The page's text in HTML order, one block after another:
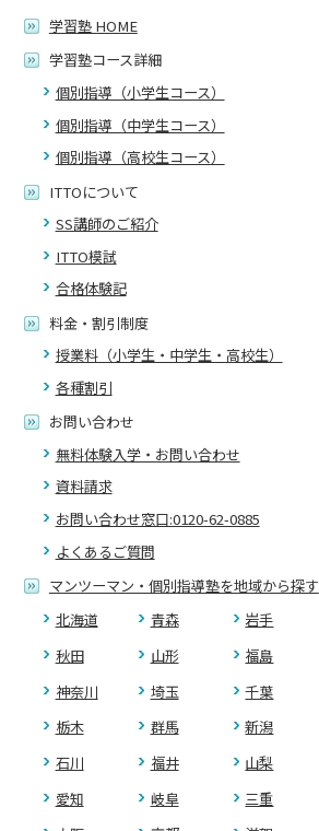
学習塾 HOME
学習塾コース詳細
個別指導（小学生コース）
個別指導（中学生コース）
個別指導（高校生コース）
ITTOについて
SS講師のご紹介
ITTO模試
合格体験記
料金・割引制度
授業料（小学生・中学生・高校生）
各種割引
お問い合わせ
無料体験入学・お問い合わせ
資料請求
お問い合わせ窓口:0120-62-0885
よくあるご質問
マンツーマン・個別指導塾を地域から探す
北海道
青森 岩手
秋田
山形 福島
神奈川
埼玉 千葉
栃木
群馬 新潟
石川
福井 山梨
愛知
岐阜 三重